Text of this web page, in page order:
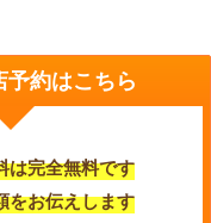
約はこちら
は完全無料です
をお伝えします